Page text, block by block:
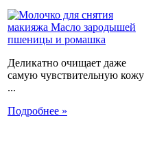
Деликатно очищает даже
самую чувствительную кожу
...
Подробнее »